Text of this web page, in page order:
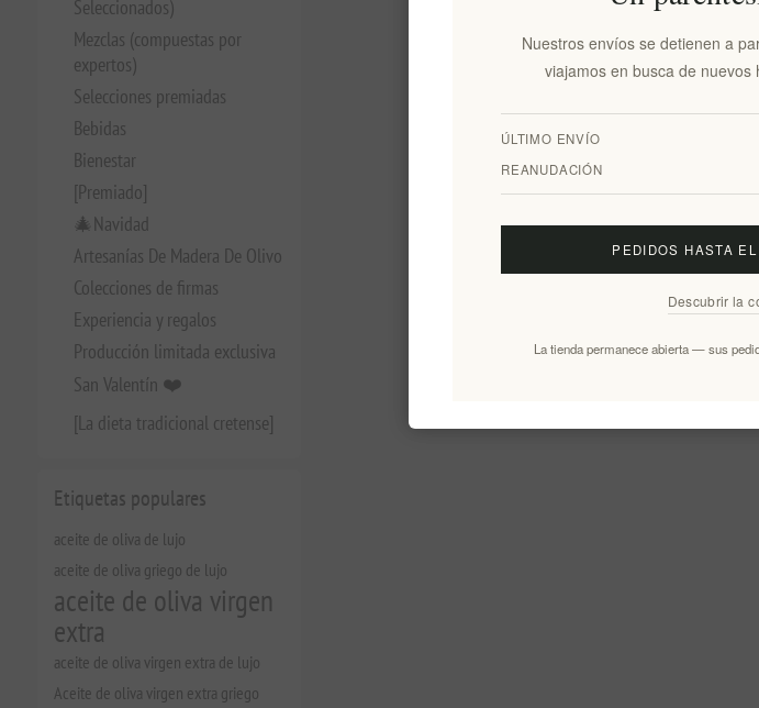
Seleccionados)
Mezclas (compuestas por
expertos)
Selecciones premiadas
Bebidas
Bienestar
[Premiado]
🎄Navidad
Artesanías De Madera De Olivo
Colecciones de firmas
Experiencia y regalos
Producción limitada exclusiva
San Valentín ❤️
[La dieta tradicional cretense]
Etiquetas populares
aceite de oliva de lujo
aceite de oliva griego de lujo
aceite de oliva virgen
extra
aceite de oliva virgen extra de lujo
Aceite de oliva virgen extra griego
Nuestros envíos se detienen a
viajamos en busca de nuevos
ÚLTIMO ENVÍO
REANUDACIÓN
PEDIDOS HASTA
Descubrir la
La tienda permanece abierta — sus